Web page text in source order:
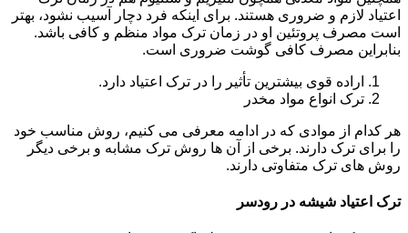
اعتیاد لازم و ضروری هستند. برای اینکه فرد دچار آسیب نشود، بهتر
است مصرف پروتئین او در زمان ترک مواد منظم و کافی باشد.
بنابراین مصرف کافی گوشت ضروری است.
اراده قوی بیشترین تأثیر را در ترک اعتیاد دارد.
ترک انواع مواد مخدر
هر کدام از موادی که در ادامه معرفی می کنیم، روش مناسب خود
را برای ترک دارند. برخی از آن ها روش ترک مشابه و برخی دیگر
روش های ترک متفاوتی دارند.
ترک اعتیاد شیشه در رودسر